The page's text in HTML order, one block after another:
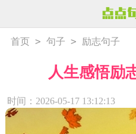
首页 > 句子 > 励志句子
人生感悟励
时间：2026-05-17 13:12:13